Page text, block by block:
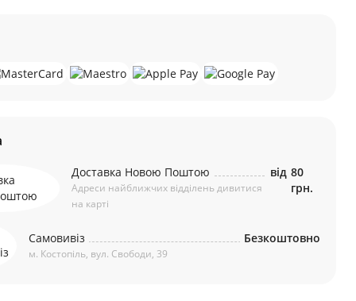
Доставка Новою Поштою
Адреси найближчих відділень дивитися
на карті
від 80
грн.
Самовивіз
м. Костопіль, вул. Свободи, 39
Безкоштовно